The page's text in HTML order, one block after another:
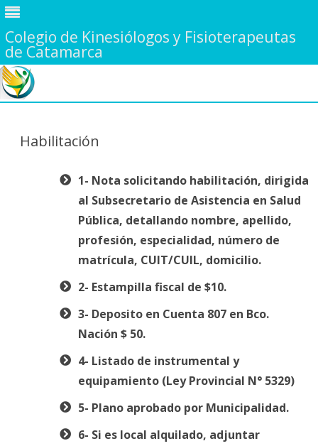
Colegio de Kinesiólogos y Fisioterapeutas
de Catamarca
Habilitación
1- Nota solicitando habilitación, dirigida
al Subsecretario de Asistencia en Salud
Pública, detallando nombre, apellido,
profesión, especialidad, número de
matrícula, CUIT/CUIL, domicilio.
2- Estampilla fiscal de $10.
3- Deposito en Cuenta 807 en Bco.
Nación $ 50.
4- Listado de instrumental y
equipamiento (Ley Provincial N° 5329)
5- Plano aprobado por Municipalidad.
6- Si es local alquilado, adjuntar